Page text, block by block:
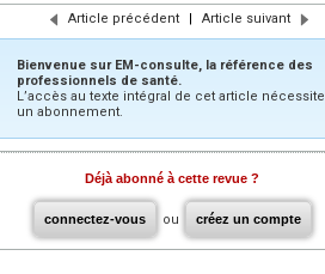
Article précédent | Article suivant
Bienvenue sur EM-consulte, la référence des
professionnels de santé.
L’accès au texte intégral de cet article nécessite
un abonnement.
Déjà abonné à cette revue ?
connectez-vous ou créez un compte